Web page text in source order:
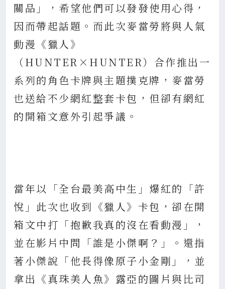
關品」，希望他們可以發發使用心得，
因而帶起話題。而此次麥當勞將與人氣
動漫《獵人》
（HUNTER×HUNTER）合作推出一
系列的角色卡牌與主題撲克牌，麥當勞
也送給不少網紅整套卡包，但卻有網紅
的開箱文意外引起爭議。
當年以「全台最美高中生」爆紅的「許
悅」此次也收到《獵人》卡包，卻在開
箱文中打「抱歉我真的沒在看動漫」，
並在影片中問「誰是小傑啊？」。還指
著小傑說「他長得像原子小金剛」，並
拿出《真珠美人魚》露亞的圖片與比司